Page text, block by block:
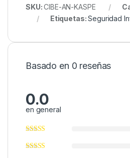
SKU:CIBE-AN-KASPE
Etiquetas:Seguridad
Basado en 0 reseñas
0.0
en general